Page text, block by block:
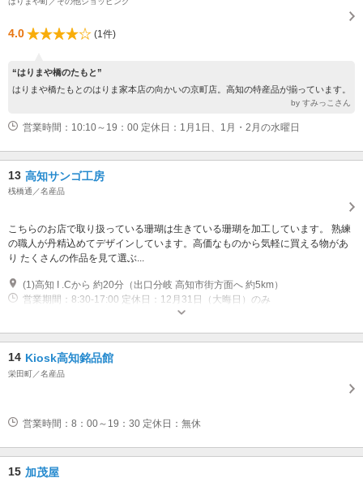
4.0 (1件)
“はりまや橋のたもと”
はりまや橋たもとのはりま家本店の向かいの京町店。高知の特産品が揃っています。
by すみっこさん
営業時間：10:10～19：00 定休日：1月1日、1月・2月の水曜日
13 高知サンゴ工房
桟橋通／名産品
こちらのお店で取り扱っている珊瑚は生きている珊瑚を加工しています。 熟練
の職人が丹精込めてデザインしています。高価なものから気軽に買える物があ
り たくさんの作品を見て選ぶ...
(1)高知 I .Cから 約20分（出口分岐 高知市街方面へ 約5km）
営業期間：8:30-17:00 定休日：12月31日（大晦日）のみ
14 Kiosk高知銘品館
栄田町／名産品
営業時間：8：00～19：30 定休日：無休
15 加茂屋